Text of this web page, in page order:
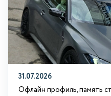
31.07.2026
Офлайн профиль, память